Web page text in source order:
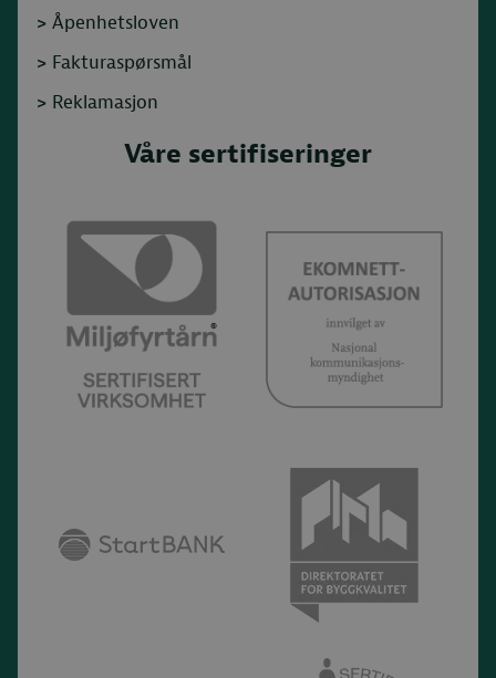
> Åpenhetsloven
> Fakturaspørsmål
> Reklamasjon
Våre sertifiseringer